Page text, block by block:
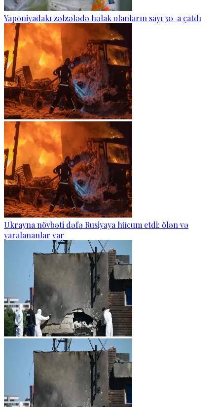
Yaponiyadakı zəlzələdə həlak olanların sayı 30-a çatdı
Ukrayna növbəti dəfə Rusiyaya hücum etdi: ölən və
yaralananlar var